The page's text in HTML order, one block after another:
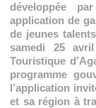
développée
application de
de jeunes
samedi 25
Touristique
programme
l’application
et sa région à